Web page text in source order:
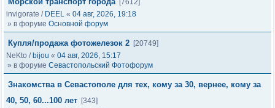
[7612]
invigorate / DEEL « 04 авг, 2026, 19:18
» в форуме Основной форум
Купля/продажа фотожелезок 2 [20749]
NeKto / bijou « 04 авг, 2026, 15:17
» в форуме Севастопольский Фотофорум
Знакомства в Севастополе для тех, кому за 30, вернее, кому за
40, 50, 60...100 лет [343]